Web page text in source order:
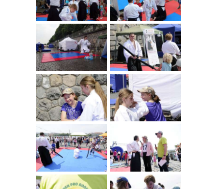
SEMINÁŘE
PRO FIRMY